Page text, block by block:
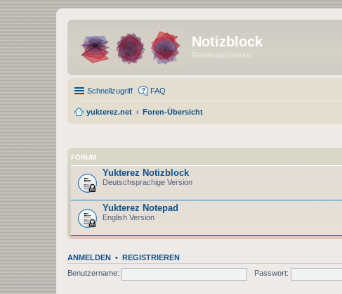
Notizblock
Relativitätstheorie
Schnellzugriff FAQ
yukterez.net Foren-Übersicht
FORUM
Yukterez Notizblock
Deutschsprachige Version
Yukterez Notepad
English Version
ANMELDEN • REGISTRIEREN
Benutzername:
Passwort: